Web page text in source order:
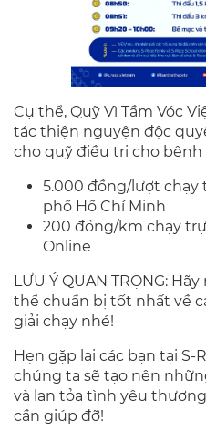
Cụ thể, Quỹ Vì Tầm Vóc
tác thiện nguyện độc
cho quỹ điều trị cho
5.000 đồng/lượt chạy
phố Hồ Chí Minh
200 đồng/km chạy
Online
LƯU Ý QUAN TRỌNG:
thể chuẩn bị tốt nhất về
giải chạy nhé!
Hẹn gặp lại các bạn tại S-
chúng ta sẽ tạo nên
và lan tỏa tình yêu
cần giúp đỡ!